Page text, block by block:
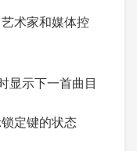
术家和媒体控
显示下一首曲目
定键的状态